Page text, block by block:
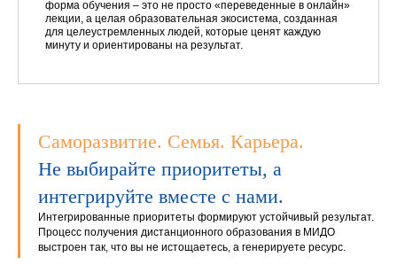
форма обучения – это не просто «переведенные в онлайн»
лекции, а целая образовательная экосистема, созданная
для целеустремленных людей, которые ценят каждую
минуту и ориентированы на результат.
Саморазвитие. Семья. Карьера.
Не выбирайте приоритеты, а
интегрируйте вместе с нами.
Интегрированные приоритеты формируют устойчивый результат.
Процесс получения дистанционного образования в МИДО
выстроен так, что вы не истощаетесь, а генерируете ресурс.